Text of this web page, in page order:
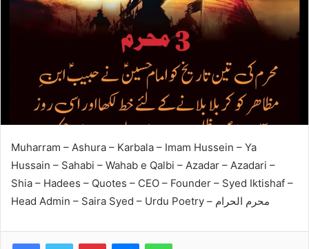
Muharram – Ashura – Karbala – Imam Hussein – Ya
Hussain – Sahabi – Wahab e Qalbi – Azadar – Azadari –
Shia – Hadees – Quotes – CEO – Founder – Syed Iktishaf –
Head Admin – Saira Syed – Urdu Poetry – محرم الحرام
FacebookTwitter PinterestMessengerWhatsApp